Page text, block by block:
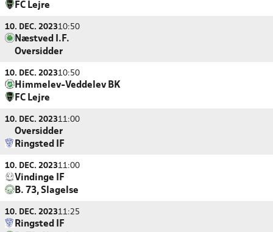
FC Lejre
10. DEC. 202310:50
Næstved I.F.
Oversidder
10. DEC. 202310:50
Himmelev-Veddelev BK
FC Lejre
10. DEC. 202311:00
Oversidder
Ringsted IF
10. DEC. 202311:00
Vindinge IF
B. 73, Slagelse
10. DEC. 202311:25
Ringsted IF